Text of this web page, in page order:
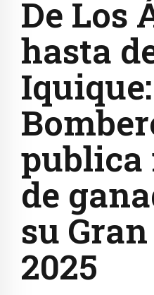
De Los
hasta
Iquique:
de
su
2025